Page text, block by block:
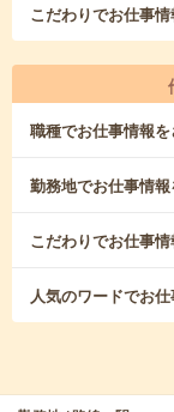
こだわりでお仕事
職種でお仕事情報
勤務地でお仕事情
こだわりでお仕事
人気のワードでお